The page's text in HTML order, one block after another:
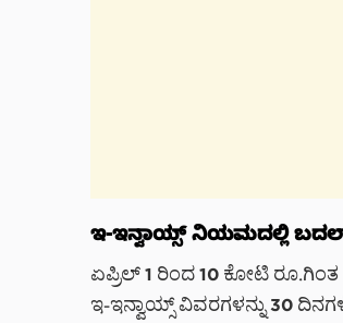
ಇ-ಇನ್ವಾಯ್ಸ್ ನಿಯಮದಲ್ಲಿ
ಏಪ್ರಿಲ್ 1 ರಿಂದ 10 ಕೋಟಿ
ಇ-ಇನ್ವಾಯ್ಸ್ ವಿವರಗಳನ್ನು 30